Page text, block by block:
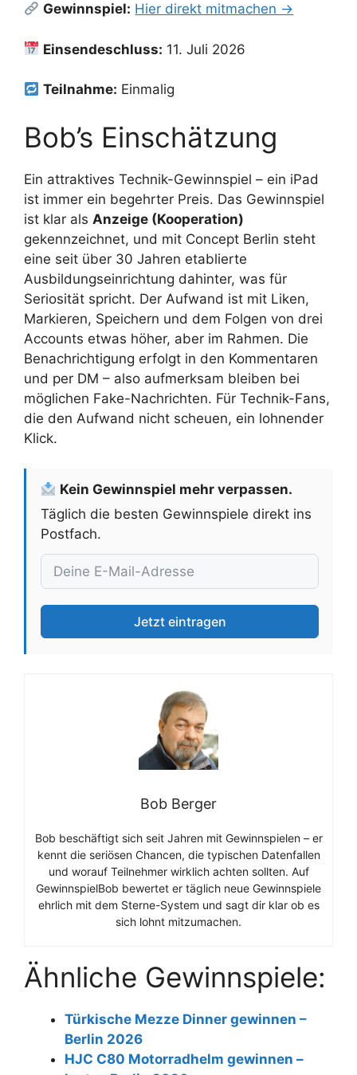
Gewinnspiel: Hier direkt mitmachen →
Einsendeschluss: 11. Juli 2026
Teilnahme: Einmalig
Bob’s Einschätzung
Ein attraktives Technik-Gewinnspiel – ein iPad
ist immer ein begehrter Preis. Das Gewinnspiel
ist klar als Anzeige (Kooperation)
gekennzeichnet, und mit Concept Berlin steht
eine seit über 30 Jahren etablierte
Ausbildungseinrichtung dahinter, was für
Seriosität spricht. Der Aufwand ist mit Liken,
Markieren, Speichern und dem Folgen von drei
Accounts etwas höher, aber im Rahmen. Die
Benachrichtigung erfolgt in den Kommentaren
und per DM – also aufmerksam bleiben bei
möglichen Fake-Nachrichten. Für Technik-Fans,
die den Aufwand nicht scheuen, ein lohnender
Klick.
Kein Gewinnspiel mehr verpassen.
Täglich die besten Gewinnspiele direkt ins
Postfach.
Jetzt eintragen
Bob Berger
Bob beschäftigt sich seit Jahren mit Gewinnspielen – er
kennt die seriösen Chancen, die typischen Datenfallen
und worauf Teilnehmer wirklich achten sollten. Auf
GewinnspielBob bewertet er täglich neue Gewinnspiele
ehrlich mit dem Sterne-System und sagt dir klar ob es
sich lohnt mitzumachen.
Ähnliche Gewinnspiele:
Türkische Mezze Dinner gewinnen –
Berlin 2026
HJC C80 Motorradhelm gewinnen –